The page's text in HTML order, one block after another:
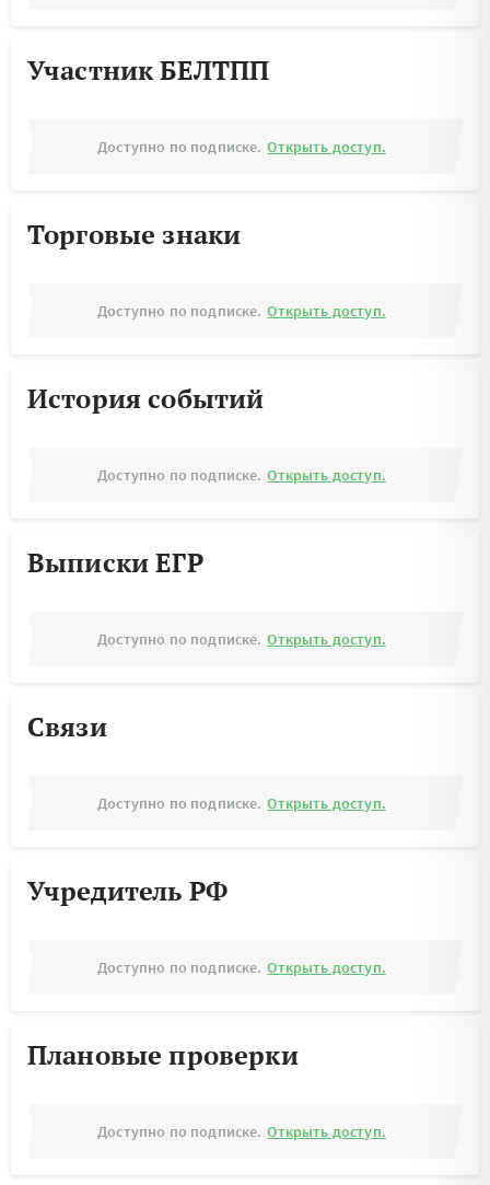
Участник БЕЛТПП
Доступно по подписке. Открыть доступ.
Торговые знаки
Доступно по подписке. Открыть доступ.
История событий
Доступно по подписке. Открыть доступ.
Выписки ЕГР
Доступно по подписке. Открыть доступ.
Связи
Доступно по подписке. Открыть доступ.
Учредитель РФ
Доступно по подписке. Открыть доступ.
Плановые проверки
Доступно по подписке. Открыть доступ.